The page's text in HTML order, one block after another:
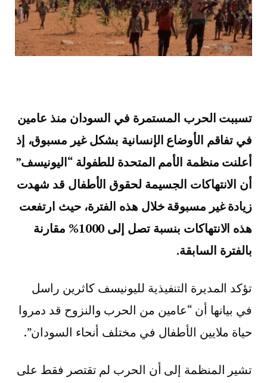
تسببت الحرب المستمرة في السودان منذ عامين
في تفاقم الأوضاع الإنسانية بشكل غير مسبوق، إذ
أعلنت منظمة الأمم المتحدة للطفولة “اليونيسف”
أن الانتهاكات الجسيمة لحقوق الأطفال قد شهدت
زيادة غير مسبوقة خلال هذه الفترة، حيث ارتفعت
هذه الانتهاكات بنسبة تصل إلى 1000% مقارنة
بالفترة السابقة.
تؤكد المديرة التنفيذية لليونيسف كاثرين راسل
في بيانها أن “عامين من الحرب والنزوح قد دمروا
حياة ملايين الأطفال في مختلف أنحاء السودان”.
تشير المنظمة إلى أن الحرب لم تقتصر فقط على